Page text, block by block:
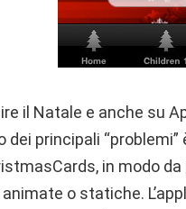
il Natale e anche su
principali “problemi”
in modo
o statiche.